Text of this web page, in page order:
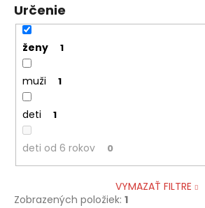
Určenie
ženy 1
muži 1
deti 1
deti od 6 rokov 0
VYMAZAŤ FILTRE
Zobrazených položiek: 1